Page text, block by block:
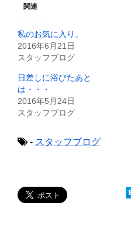
i
r
で
共
有
新
し
い
ウ
ィ
ン
開
す
る
に
は
ク
ッ
ク
て
く
だ
新
ド
ウ
で
関連
私のお気に入り。
2016年6月21日
スタッフブログ
日差しに浴びたあと
は・・・
2016年5月24日
スタッフブログ
- スタッフブログ